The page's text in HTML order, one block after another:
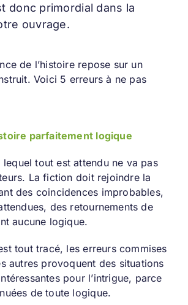
donc primordial dans la
ouvrage.
de l’histoire repose sur un
Voici 5 erreurs à ne pas
parfaitement logique
lequel tout est attendu ne va pas
La fiction doit rejoindre la
des coincidences improbables,
des retournements de
aucune logique.
tout tracé, les erreurs commises
autres provoquent des situations
pour l’intrigue, parce
de toute logique.